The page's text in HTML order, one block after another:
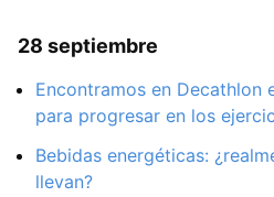
28 septiembre
Encontramos en Decathlon
para progresar en los
Bebidas energéticas:
llevan?